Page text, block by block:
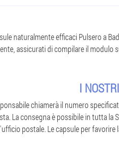
naturalmente efficaci Pulsero a
assicurati di compilare il
I
chiamerà il numero
La consegna è possibile in tutta la
postale. Le capsule per